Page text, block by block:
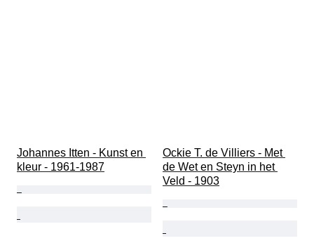
Johannes Itten - Kunst en
kleur - 1961-1987
Ockie T. de Villiers - Met
de Wet en Steyn in het
Veld - 1903